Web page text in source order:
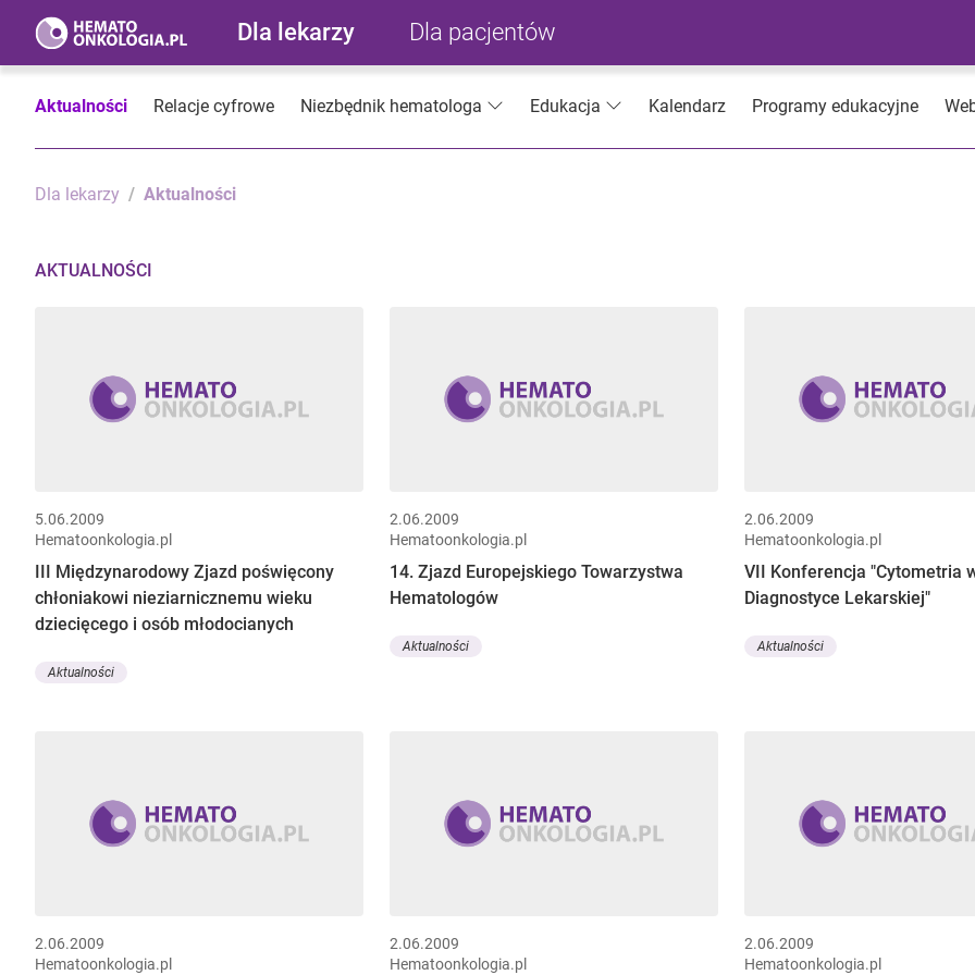
Dla lekarzy Dla pacjentów
Aktualności Relacje cyfrowe Niezbędnik hematologa Edukacja Kalendarz Programy edukacyjne
Dla lekarzy Aktualności
AKTUALNOŚCI
5.06.2009
Hematoonkologia.pl
III Międzynarodowy Zjazd poświęcony
chłoniakowi nieziarnicznemu wieku
dziecięcego i osób młodocianych
Aktualności
2.06.2009
Hematoonkologia.pl
14. Zjazd Europejskiego Towarzystwa
Hematologów
Aktualności
2.06.2009
Hematoonkologia.pl
VII Konferencja "Cytometria
Diagnostyce Lekarskiej"
Aktualności
2.06.2009
Hematoonkologia.pl
2.06.2009
Hematoonkologia.pl
2.06.2009
Hematoonkologia.pl